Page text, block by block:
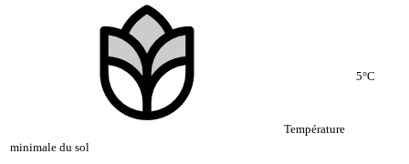
Température
minimale du sol
5°C